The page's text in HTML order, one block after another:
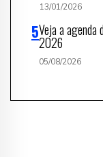
13/01/2026
Veja a agenda
2026
05/08/2026